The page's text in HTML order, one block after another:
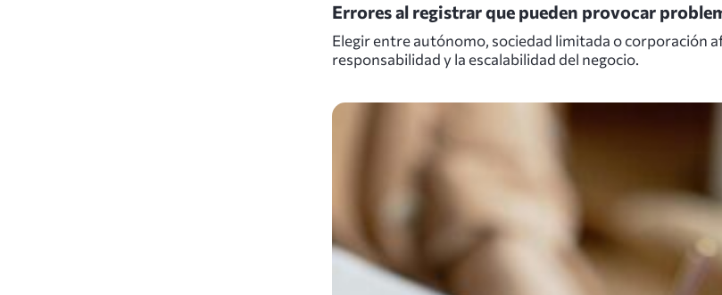
Errores al registrar que pueden provocar
Elegir entre autónomo, sociedad limitada o corporación
responsabilidad y la escalabilidad del negocio.